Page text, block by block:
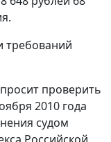
требований
проверить
2010 года
судом